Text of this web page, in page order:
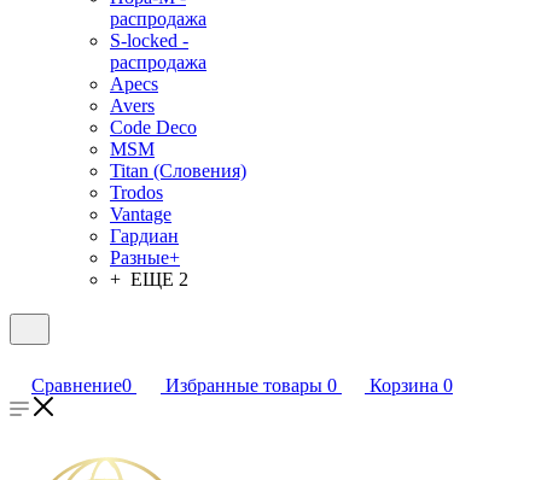
распродажа
S-locked -
распродажа
Apecs
Avers
Code Deco
MSM
Titan (Словения)
Trodos
Vantage
Гардиан
Разные+
+ ЕЩЕ 2
Сравнение0 Избранные товары 0 Корзина 0